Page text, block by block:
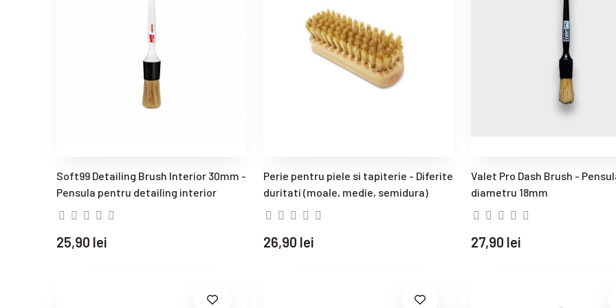
Soft99 Detailing Brush Interior 30mm -
Pensula pentru detailing interior
25,90 lei
Perie pentru piele si tapiterie - Diferite
duritati (moale, medie, semidura)
26,90 lei
Valet Pro Dash Brush -
diametru 18mm
27,90 lei